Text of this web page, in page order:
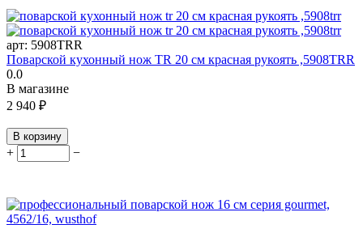
арт: 5908TRR
Поварской кухонный нож TR 20 см красная рукоять ,5908TRR
0.0
В магазине
2 940 ₽
В корзину
+ −